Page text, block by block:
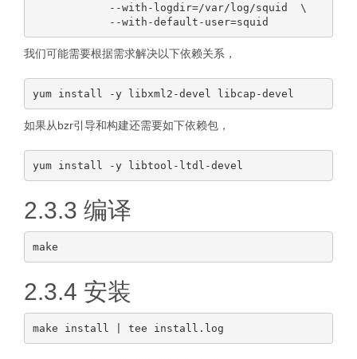
            --with-logdir=/var/log/squid  \
我们可能需要根据需求解决以下依赖关系，
如果从bzr引导和构建还需要如下依赖包，
2.3.3 编译
2.3.4 安装